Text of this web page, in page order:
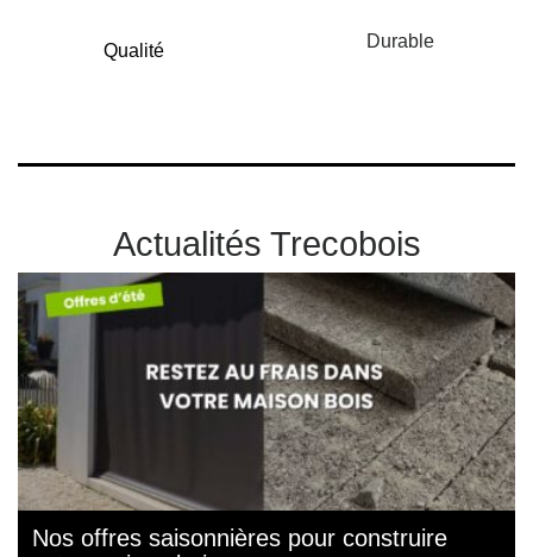
Qualité Durable
Actualités Trecobois
Nos offres saisonnières pour construire